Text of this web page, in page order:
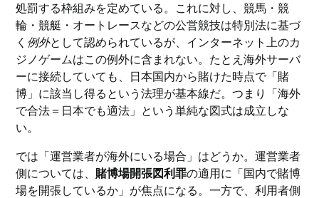
処罰する枠組みを定めている。これに対し、競馬・競
輪・競艇・オートレースなどの公営競技は特別法に基づ
く 例外として認められているが、インターネット上のカ
ジノゲームはこの例外に含まれない。たとえ海外サーバ
ーに接続していても、日本国内から賭けた時点で「賭
博」に該当し得るという法理が基本線だ。つまり「海外
で合法＝日本でも適法」という単純な図式は成立しな
い。
では「運営業者が海外にいる場合」はどうか。運営業者
側については、 賭博場開張図利罪の適用に「国内で賭博
場を開張しているか」が焦点になる。一方で、利用者側